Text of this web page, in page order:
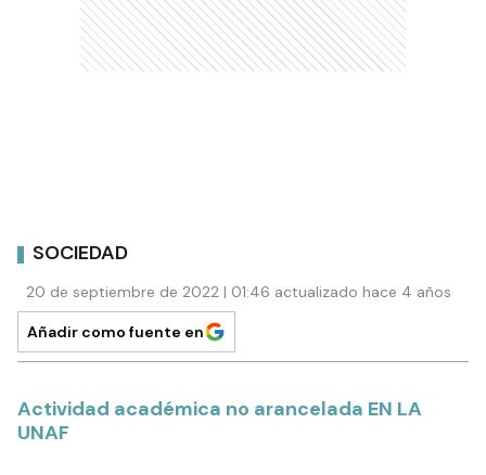
SOCIEDAD
20 de septiembre de 2022 | 01:46 actualizado hace 4 años
Añadir como fuente en
Actividad académica no arancelada EN LA
UNAF